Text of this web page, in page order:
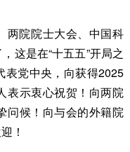
院院士大会、中国科
这是在“十五五”开局之
表党中央，向获得2025
表示衷心祝贺！向两院
问候！向与会的外籍院
！